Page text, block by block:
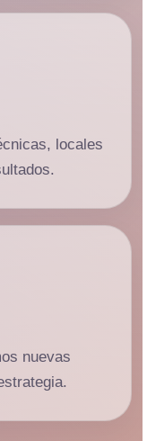
locales
nuevas